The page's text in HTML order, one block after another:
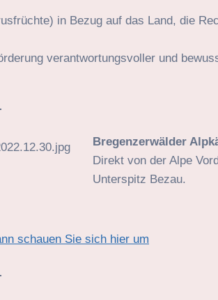
in Bezug auf das Land, die
verantwortungsvoller und
Bregenzerwälder
Direkt von der Alpe
Unterspitz Bezau.
schauen Sie sich hier um